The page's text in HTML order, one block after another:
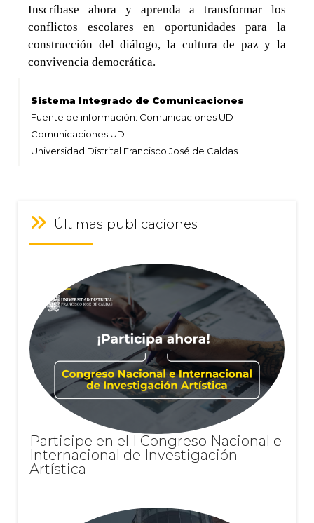
Inscríbase ahora y aprenda a transformar los
conflictos escolares en oportunidades para la
construcción del diálogo, la cultura de paz y la
convivencia democrática.
Sistema Integrado de Comunicaciones
Fuente de información: Comunicaciones UD
Comunicaciones UD
Universidad Distrital Francisco José de Caldas
Últimas publicaciones
Participe en el I Congreso Nacional e
Internacional de Investigación
Artística